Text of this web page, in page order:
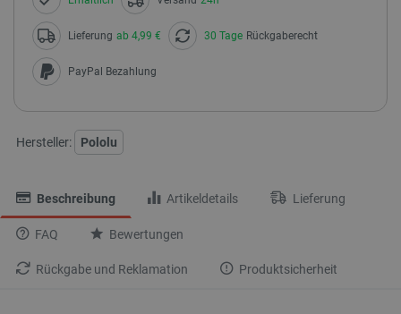
Lieferung ab 4,99 € 30 Tage Rückgaberecht
PayPal Bezahlung
Hersteller: Pololu
Beschreibung Artikeldetails Lieferung
FAQ Bewertungen
Rückgabe und Reklamation Produktsicherheit